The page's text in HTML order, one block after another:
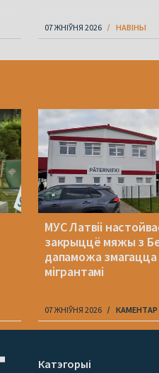
07 ЖНІЎНЯ 2026 НАВІНЫ
МУС Латвіі
закрыццё мяжы з
дапаможа змагацца
мігрантамі
07 ЖНІЎНЯ 2026 КАМЕНТАР
Катэгорыі